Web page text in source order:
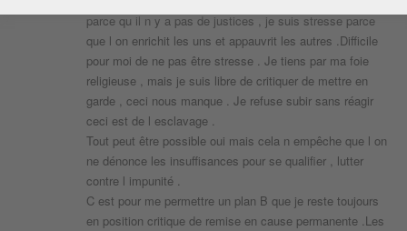
parce qu il n y a pas de justices , je suis stresse parce
que l on enrichit les uns et appauvrit les autres .Difficile
pour moi de ne pas être stresse . Je tiens par ma foie
religieuse , mais je suis libre de critiquer de mettre en
garde , ceci nous manque . Je refuse subir sans réagir
ceci est de l esclavage .
Tout peut être possible oui mais cela n empêche que l on
ne dénonce les insuffisances pour se qualifier , lutter
contre l impunité .
C est pour me permettre un plan B que je reste toujours
en position critique de remise en cause permanente .Les